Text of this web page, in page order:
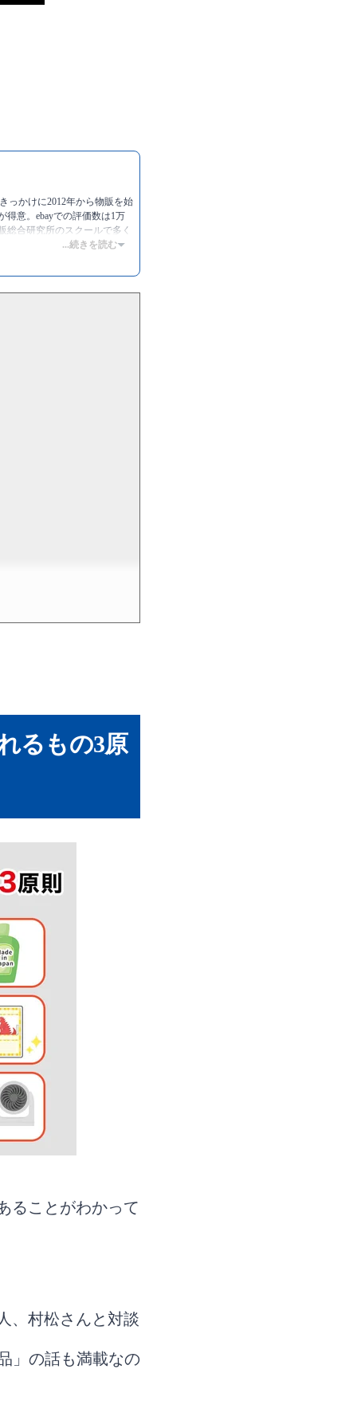
っかけに2012年から物販を始
得意。ebayでの評価数は1万
総合研究所のスクールで多く
...続きを読む
るもの3原
ることがわかって
、村松さんと対談
」の話も満載なの